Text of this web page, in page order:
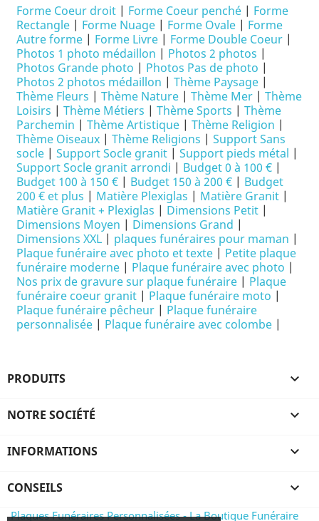
Forme Coeur droit | Forme Coeur penché | Forme
Rectangle | Forme Nuage | Forme Ovale | Forme
Autre forme | Forme Livre | Forme Double Coeur |
Photos 1 photo médaillon | Photos 2 photos |
Photos Grande photo | Photos Pas de photo |
Photos 2 photos médaillon | Thème Paysage |
Thème Fleurs | Thème Nature | Thème Mer | Thème
Loisirs | Thème Métiers | Thème Sports | Thème
Parchemin | Thème Artistique | Thème Religion |
Thème Oiseaux | Thème Religions | Support Sans
socle | Support Socle granit | Support pieds métal |
Support Socle granit arrondi | Budget 0 à 100 € |
Budget 100 à 150 € | Budget 150 à 200 € | Budget
200 € et plus | Matière Plexiglas | Matière Granit |
Matière Granit + Plexiglas | Dimensions Petit |
Dimensions Moyen | Dimensions Grand |
Dimensions XXL | plaques funéraires pour maman |
Plaque funéraire avec photo et texte | Petite plaque
funéraire moderne | Plaque funéraire avec photo |
Nos prix de gravure sur plaque funéraire | Plaque
funéraire coeur granit | Plaque funéraire moto |
Plaque funéraire pêcheur | Plaque funéraire
personnalisée | Plaque funéraire avec colombe |
PRODUITS 
NOTRE SOCIÉTÉ 
INFORMATIONS 
CONSEILS 
Plaques Funéraires Personnalisées - La Boutique Funéraire